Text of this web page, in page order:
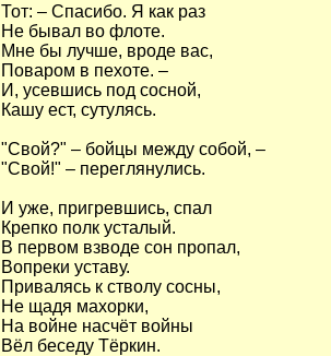
Тот: – Спасибо. Я как раз
Не бывал во флоте.
Мне бы лучше, вроде вас,
Поваром в пехоте. –
И, усевшись под сосной,
Кашу ест, сутулясь.
"Свой?" – бойцы между собой, –
"Свой!" – переглянулись.
И уже, пригревшись, спал
Крепко полк усталый.
В первом взводе сон пропал,
Вопреки уставу.
Привалясь к стволу сосны,
Не щадя махорки,
На войне насчёт войны
Вёл беседу Тёркин.